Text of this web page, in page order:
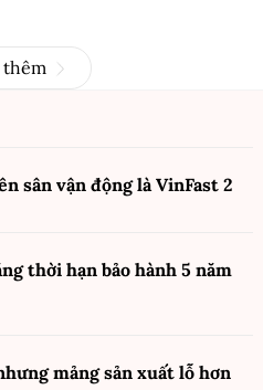
thêm
sân vận động là VinFast 2
thời hạn bảo hành 5 năm
mảng sản xuất lỗ hơn